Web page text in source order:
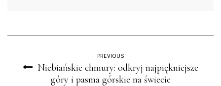
PREVIOUS
Niebiańskie chmury: odkryj najpiękniejsze
góry i pasma górskie na świecie